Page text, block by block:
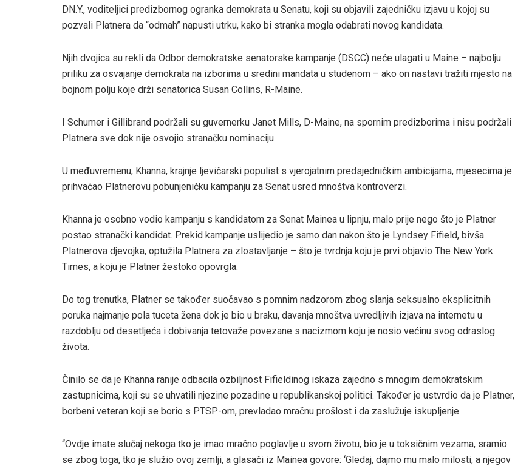
DN.Y., voditeljici predizbornog ogranka demokrata u Senatu, koji su objavili zajedničku izjavu u kojoj su
pozvali Platnera da “odmah” napusti utrku, kako bi stranka mogla odabrati novog kandidata.
Njih dvojica su rekli da Odbor demokratske senatorske kampanje (DSCC) neće ulagati u Maine – najbolju
priliku za osvajanje demokrata na izborima u sredini mandata u studenom – ako on nastavi tražiti mjesto na
bojnom polju koje drži senatorica Susan Collins, R-Maine.
I Schumer i Gillibrand podržali su guvernerku Janet Mills, D-Maine, na spornim predizborima i nisu podržali
Platnera sve dok nije osvojio stranačku nominaciju.
U međuvremenu, Khanna, krajnje ljevičarski populist s vjerojatnim predsjedničkim ambicijama, mjesecima je
prihvaćao Platnerovu pobunjeničku kampanju za Senat usred mnoštva kontroverzi.
Khanna je osobno vodio kampanju s kandidatom za Senat Mainea u lipnju, malo prije nego što je Platner
postao stranački kandidat. Prekid kampanje uslijedio je samo dan nakon što je Lyndsey Fifield, bivša
Platnerova djevojka, optužila Platnera za zlostavljanje – što je tvrdnja koju je prvi objavio The New York
Times, a koju je Platner žestoko opovrgla.
Do tog trenutka, Platner se također suočavao s pomnim nadzorom zbog slanja seksualno eksplicitnih
poruka najmanje pola tuceta žena dok je bio u braku, davanja mnoštva uvredljivih izjava na internetu u
razdoblju od desetljeća i dobivanja tetovaže povezane s nacizmom koju je nosio većinu svog odraslog
života.
Činilo se da je Khanna ranije odbacila ozbiljnost Fifieldinog iskaza zajedno s mnogim demokratskim
zastupnicima, koji su se uhvatili njezine pozadine u republikanskoj politici. Također je ustvrdio da je Platner,
borbeni veteran koji se borio s PTSP-om, prevladao mračnu prošlost i da zaslužuje iskupljenje.
“Ovdje imate slučaj nekoga tko je imao mračno poglavlje u svom životu, bio je u toksičnim vezama, sramio
se zbog toga, tko je služio ovoj zemlji, a glasači iz Mainea govore: ‘Gledaj, dajmo mu malo milosti, a njegov